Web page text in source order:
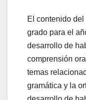
El contenido
grado para el
desarrollo de
comprensión
temas
gramática y la